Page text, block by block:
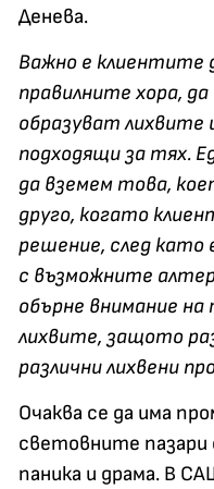
Денева.
Важно е клиентите
правилните хора,
образуват лихвите
подходящи за тях.
да вземем това,
друго, когато
решение, след като
с възможните
обърне внимание
лихвите, защото
различни лихвени
Очаква се да има
световните пазари
паника и драма. В